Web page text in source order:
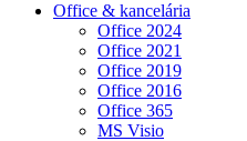
Office & kancelária
Office 2024
Office 2021
Office 2019
Office 2016
Office 365
MS Visio